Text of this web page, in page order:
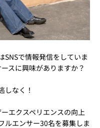
SNSで情報発信をしていま
スに興味がありますか？
しなく！
エクスペリエンスの向上
ルエンサー30名を募集しま